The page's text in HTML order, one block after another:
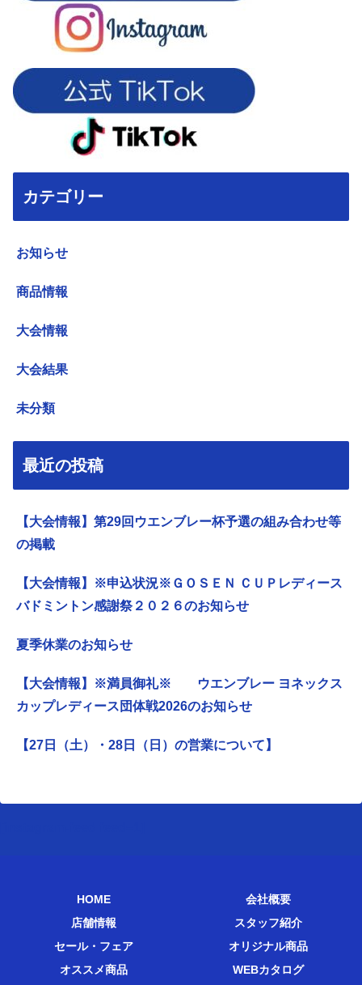
カテゴリー
お知らせ
商品情報
大会情報
大会結果
未分類
最近の投稿
【大会情報】第29回ウエンブレー杯予選の組み合わせ等
の掲載
【大会情報】※申込状況※ＧＯＳＥＮ ＣＵＰレディース
バドミントン感謝祭２０２６のお知らせ
夏季休業のお知らせ
【大会情報】※満員御礼※ ウエンブレー ヨネックス
カップレディース団体戦2026のお知らせ
【27日（土）・28日（日）の営業について】
HOME
会社概要
店舗情報
スタッフ紹介
セール・フェア
オリジナル商品
オススメ商品
WEBカタログ